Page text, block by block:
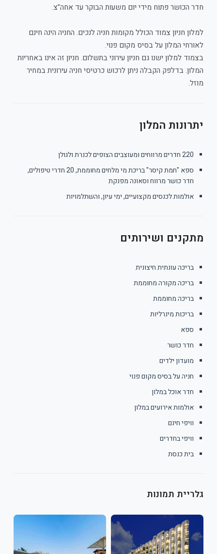
חדר הכושר פתוח מידי יום משעות הבוקר עד אחה"צ.
למלון חניון צמוד הכולל מקומות חניה לנכים. החניה הינה חינם
לאורחי המלון על בסיס מקום פנוי.
בצמוד למלון ישנו גם חניון עירוני בתשלום. חניון זה אינו באחריות
המלון. בדלפק הקבלה ניתן לרכוש כרטיסי חניה עירונית במחיר
מוזל.
יתרונות המלון
220 חדרים מרווחים ומעוצבים הצופים לכנרת ולגולן
ספא "חמת קיסר" בריכת מי מלחים מחוממת, 20 חדרי טיפולים,
חדר כושר מרווח וסאונה מפנקת
אולמות לכנסים מקצועיים, ימי עיון, והשתלמויות
מתקנים ושירותים
בריכה עונתית חיצונית
בריכה מקורה מחוממת
בריכה מחוממת
בריכות מינרליות
ספא
חדר כושר
מועדון ילדים
חניה על בסיס מקום פנוי
חדר אוכל במלון
אולמות אירועים במלון
וויפי חינם
וויפי בחדרים
בית כנסת
גלריית תמונות